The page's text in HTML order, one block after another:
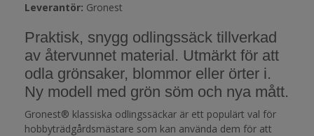
Leverantör: Gronest
Praktisk, snygg odlingssäck tillverkad
av återvunnet material. Utmärkt för att
odla grönsaker, blommor eller örter i.
Ny modell med grön söm och nya mått.
Gronest® klassiska odlingssäckar är ett populärt val för
hobbyträdgårdsmästare som kan använda dem för att